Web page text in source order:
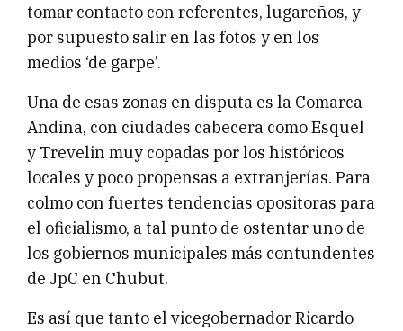
tomar contacto con referentes, lugareños, y
por supuesto salir en las fotos y en los
medios ‘de garpe’.
Una de esas zonas en disputa es la Comarca
Andina, con ciudades cabecera como Esquel
y Trevelin muy copadas por los históricos
locales y poco propensas a extranjerías. Para
colmo con fuertes tendencias opositoras para
el oficialismo, a tal punto de ostentar uno de
los gobiernos municipales más contundentes
de JpC en Chubut.
Es así que tanto el vicegobernador Ricardo